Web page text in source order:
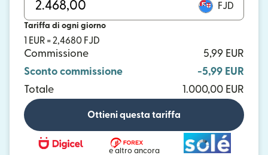
FJD
Tariffa di ogni giorno
1 EUR = 2,4680 FJD
Commissione
5,99 EUR
Sconto commissione
-5,99 EUR
Totale
1.000,00 EUR
Ottieni questa tariffa
e altro ancora